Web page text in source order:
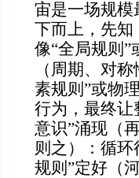
宙是一场规模
下而上，先知
像“全局规则
（周期、对
素规则”或物
行为，最终让
意识”涌现（
则之）：循
规则”定好（